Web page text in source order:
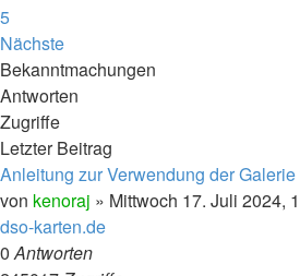
5
Nächste
Bekanntmachungen
Antworten
Zugriffe
Letzter Beitrag
Anleitung zur Verwendung der
von kenoraj » Mittwoch 17. Juli 2024,
dso-karten.de
0Antworten